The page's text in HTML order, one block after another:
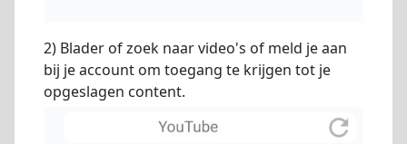
2) Blader of zoek naar video's of meld je aan
bij je account om toegang te krijgen tot je
opgeslagen content.